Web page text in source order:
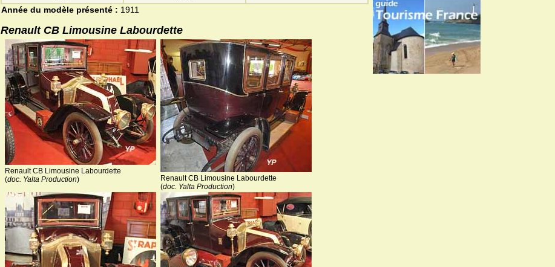
Année du modèle présenté : 1911
Renault CB Limousine Labourdette
Renault CB Limousine Labourdette
(doc. Yalta Production)
Renault CB Limousine Labourdette
(doc. Yalta Production)